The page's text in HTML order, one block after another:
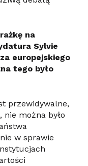
na
Sylvie
europejskiego
tego było
przewidywalne,
nie można było
w sprawie